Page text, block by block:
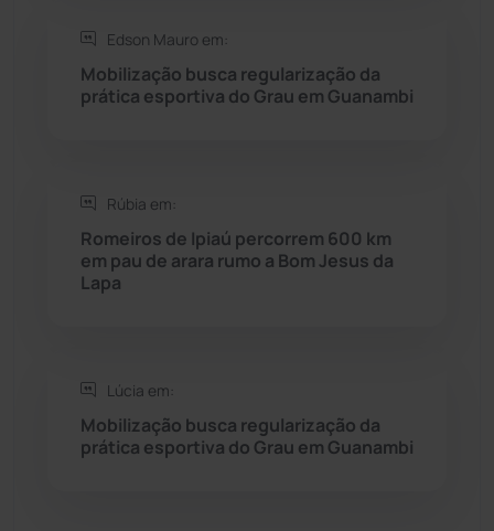
Saúde
Seabra (50)
Sítio do Mato
Sudoeste Baiano (1530)
Tanque Novo
Tecnologia (12)
Edson Mauro em:
Mobilização busca regularização da
prática esportiva do Grau em Guanambi
Rúbia em:
Romeiros de Ipiaú percorrem 600 km
em pau de arara rumo a Bom Jesus da
Lapa
Lúcia em:
Mobilização busca regularização da
prática esportiva do Grau em Guanambi